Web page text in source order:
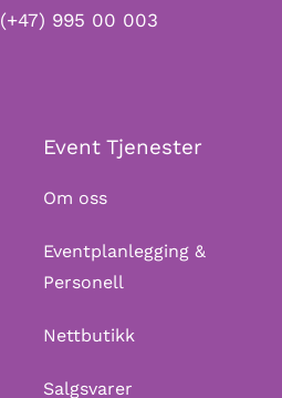
(+47) 995 00 003
Event Tjenester
Om oss
Eventplanlegging &
Personell
Nettbutikk
Salgsvarer